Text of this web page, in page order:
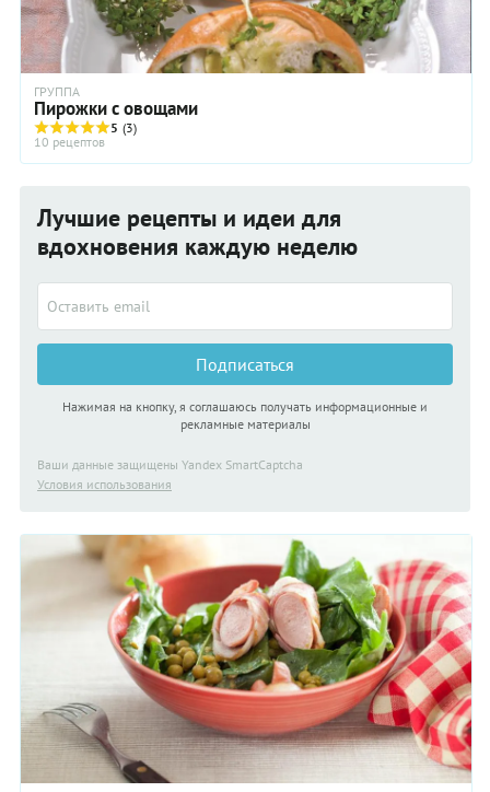
ГРУППА
Пирожки с овощами
5 (3)
10 рецептов
Лучшие рецепты и идеи для
вдохновения каждую неделю
Подписаться
Нажимая на кнопку, я соглашаюсь получать информационные и
рекламные материалы
Ваши данные защищены Yandex SmartCaptcha
Условия использования